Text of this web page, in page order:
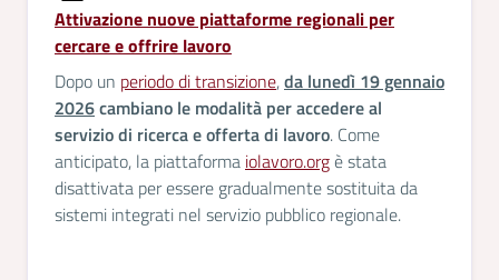
Attivazione nuove piattaforme regionali per
cercare e offrire lavoro
Dopo un periodo di transizione,da lunedì 19 gennaio
2026cambiano le modalità per accedere al
servizio di ricerca e offerta di lavoro. Come
anticipato, la piattaforma iolavoro.orgè stata
disattivata per essere gradualmente sostituita da
sistemi integrati nel servizio pubblico regionale.